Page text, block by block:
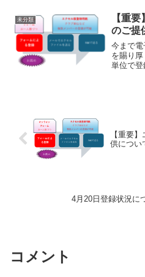
の定員
未分類
【重
のご提
今まで電
を賜り
単位で登
【重要
供につい
4月20日登録状況に
コメント